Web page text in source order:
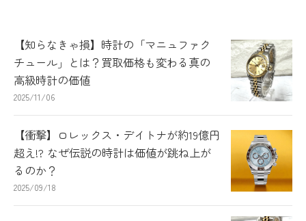
【知らなきゃ損】時計の「マニュファク
チュール」とは？買取価格も変わる真の
高級時計の価値
2025/11/06
【衝撃】ロレックス・デイトナが約19億円
超え!? なぜ伝説の時計は価値が跳ね上が
るのか？
2025/09/18